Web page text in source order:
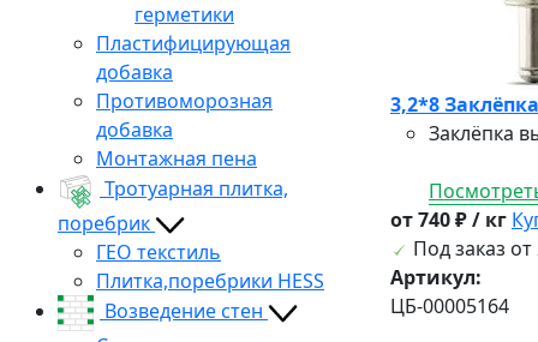
герметики
Пластифицирующая
добавка
Противоморозная
добавка
Монтажная пена
Тротуарная плитка,
поребрик
ГЕО текстиль
Плитка,поребрики HESS
Возведение стен
3,2*8
Заклёпка
от 740 ₽ / кг
Под заказ от
Артикул:
ЦБ-00005164